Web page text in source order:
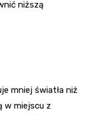
niższą
mniej światła niż
w miejscu z